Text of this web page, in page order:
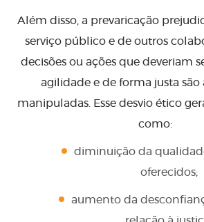
Além disso, a prevaricação
serviço público e de outros
decisões ou ações que deveriam
agilidade e de forma justa são
manipuladas. Esse desvio ético
como:
diminuição da
oferecidos;
aumento da